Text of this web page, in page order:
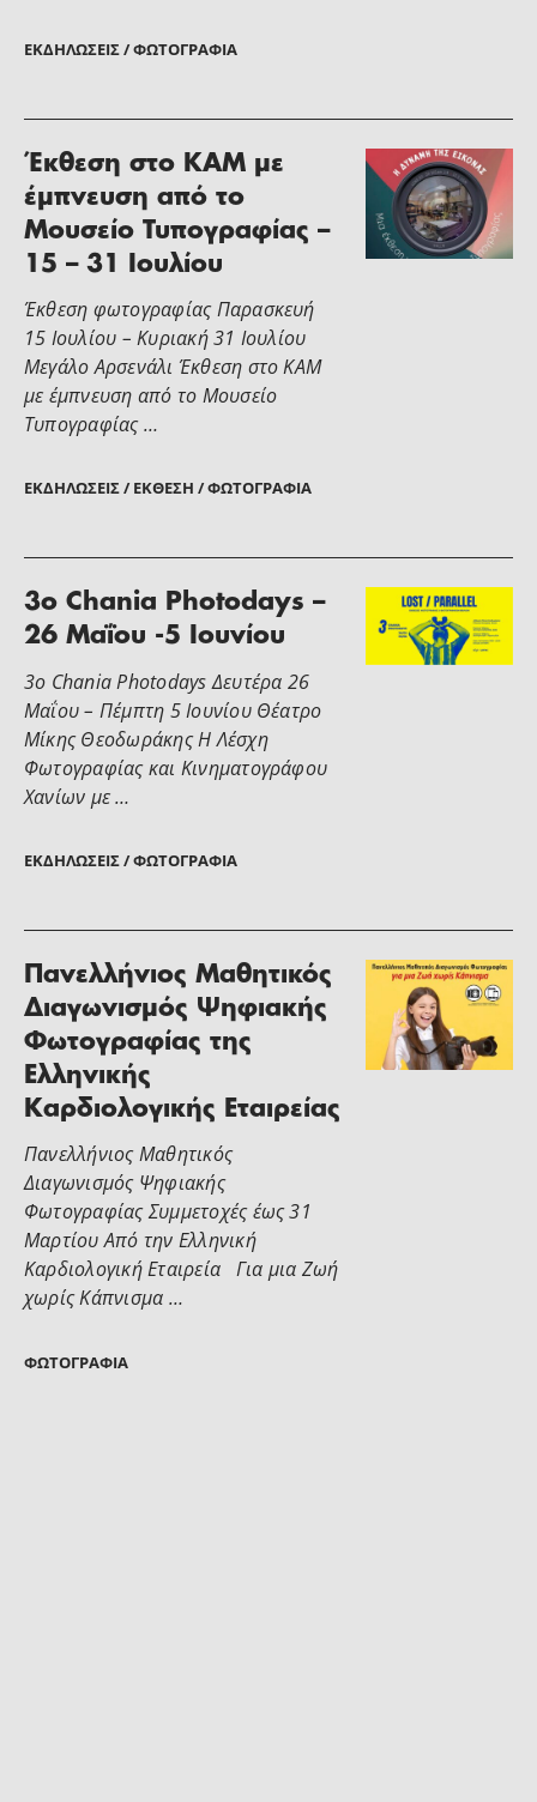
ΕΚΔΗΛΏΣΕΙΣ / ΦΩΤΟΓΡΑΦΊΑ
ΕΚΔΗΛΏΣΕΙΣ / ΈΚΘΕΣΗ / ΦΩΤΟΓΡΑΦΊΑ
Έκθεση στο ΚΑΜ με
έμπνευση από το
Μουσείο Τυπογραφίας –
15 – 31 Ιουλίου
Έκθεση φωτογραφίας Παρασκευή
15 Ιουλίου – Κυριακή 31 Ιουλίου
Μεγάλο Αρσενάλι Έκθεση στο ΚΑΜ
με έμπνευση από το Μουσείο
Τυπογραφίας …
ΕΚΔΗΛΏΣΕΙΣ / ΦΩΤΟΓΡΑΦΊΑ
3o Chania Photodays –
26 Μαΐου -5 Ιουνίου
3o Chania Photodays Δευτέρα 26
Μαΐου – Πέμπτη 5 Ιουνίου Θέατρο
Μίκης Θεοδωράκης Η Λέσχη
Φωτογραφίας και Κινηματογράφου
Χανίων με …
ΦΩΤΟΓΡΑΦΊΑ
Πανελλήνιος Μαθητικός
Διαγωνισμός Ψηφιακής
Φωτογραφίας της
Ελληνικής
Καρδιολογικής Εταιρείας
Πανελλήνιος Μαθητικός
Διαγωνισμός Ψηφιακής
Φωτογραφίας Συμμετοχές έως 31
Μαρτίου Από την Ελληνική
Καρδιολογική Εταιρεία Για μια Ζωή
χωρίς Κάπνισμα …